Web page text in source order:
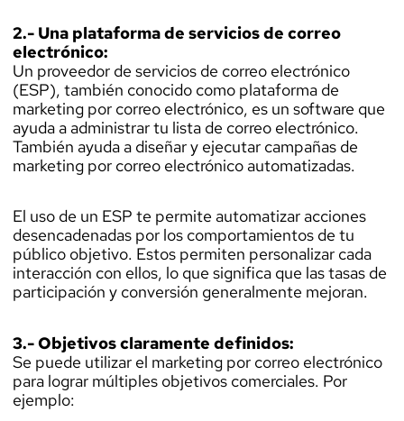
2.- Una plataforma de servicios de correo
electrónico:
Un proveedor de servicios de correo electrónico
(ESP), también conocido como plataforma de
marketing por correo electrónico, es un software que
ayuda a administrar tu lista de correo electrónico.
También ayuda a diseñar y ejecutar campañas de
marketing por correo electrónico automatizadas.
El uso de un ESP te permite automatizar acciones
desencadenadas por los comportamientos de tu
público objetivo. Estos permiten personalizar cada
interacción con ellos, lo que significa que las tasas de
participación y conversión generalmente mejoran.
3.- Objetivos claramente definidos:
Se puede utilizar el marketing por correo electrónico
para lograr múltiples objetivos comerciales. Por
ejemplo: